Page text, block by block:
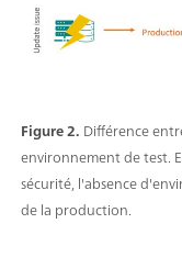
Figure 2. Différence
environnement de test.
sécurité, l'absence
de la production.